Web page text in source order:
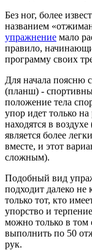
Без ног, более
названием
упражнение мало
правило,
программу своих
Для начала поясню
(планш) -
положение тела
упор идет только
находятся в
является более
вместе, и этот
сложным).
Подобный вид
подходит далеко
только тот, кто
упорство и
можно только в том
выполнить по 50
рук.